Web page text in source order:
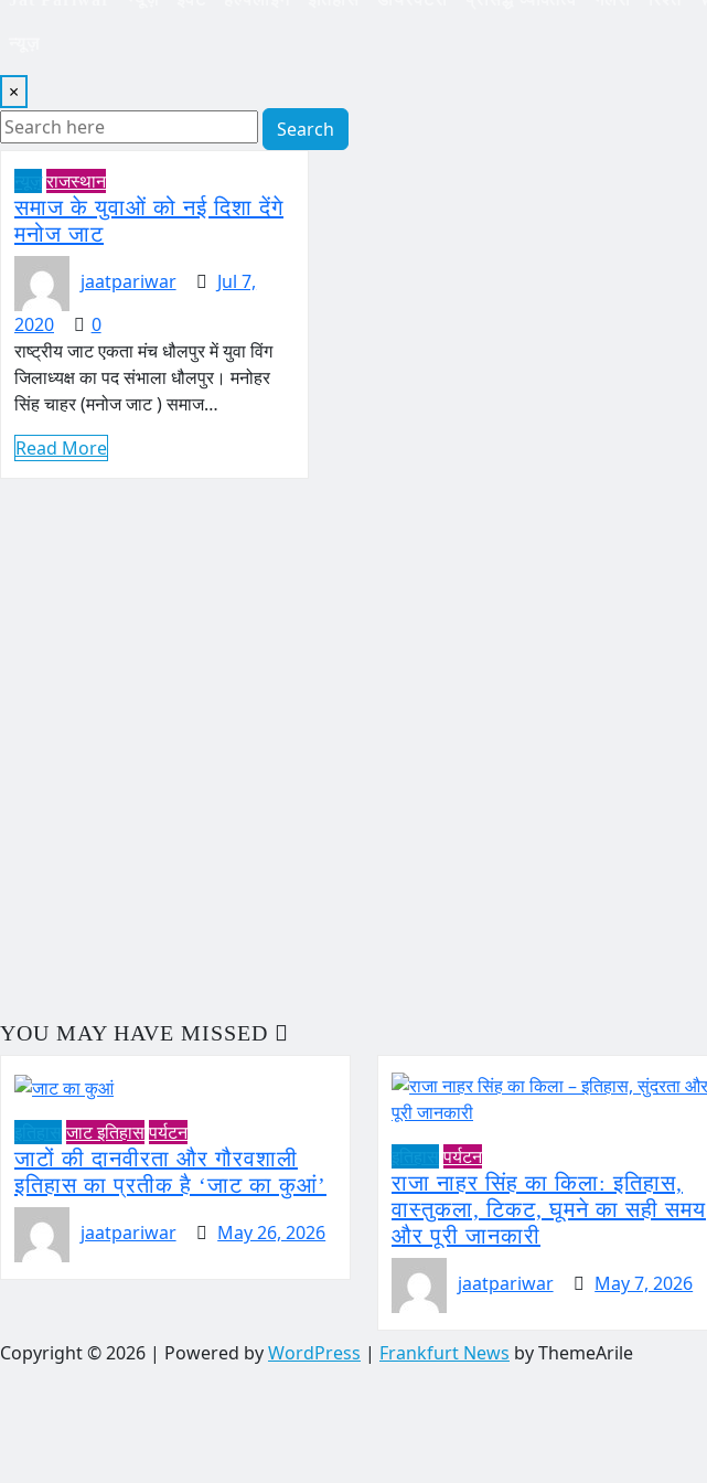
×
Search
राजस्थान
समाज के युवाओं को नई दिशा देंगे
मनोज जाट
jaatpariwar
Jul 7,
2020
0
राष्ट्रीय जाट एकता मंच धौलपुर में युवा विंग
जिलाध्यक्ष का पद संभाला धौलपुर। मनोहर
सिंह चाहर (मनोज जाट ) समाज…
Read More
YOU MAY HAVE MISSED
जाट इतिहासपर्यटन
जाटों की दानवीरता और गौरवशाली
इतिहास का प्रतीक है ‘जाट का कुआं’
jaatpariwar
May 26, 2026
पर्यटन
राजा नाहर सिंह का किला: इतिहास,
वास्तुकला, टिकट, घूमने का सही समय
और पूरी जानकारी
jaatpariwar
May 7, 2026
Copyright © 2026 | Powered byWordPress | Frankfurt News by ThemeArile